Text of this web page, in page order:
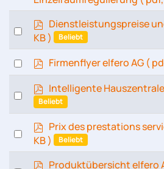
f
Select
item
p
d
f
Dienstleistungspreise
KB )
Beliebt
Select
an
item
p
d
Firmenflyer elfero AG (
Select
p
d
f
Intelligente Hauszentrale
Beliebt
Select
p
d
f
Prix des prestations
KB )
Beliebt
pProduktübersicht elfero